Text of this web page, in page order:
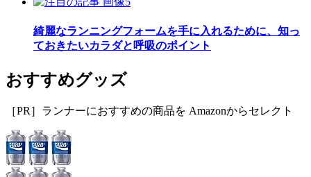
綺麗なランニングフォームを手に入れるために、知っ
ておきたいカラダと呼吸のポイント
おすすめグッズ
［PR］ランナーにおすすめの商品を Amazonからセレクト